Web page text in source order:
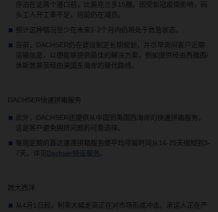
停泊在这两个港口前，比奥克兰多15艘。因受新冠疫情影响，码
头工人开工率不足，目前仍在减员。
预计这种情况至少在未来1-2个月内仍将处于危急状态。
目前， DACHSER仍在建议制定长期规划，并尽早询问客户近期
运输信息，以便能够提供最佳的解决方案，例如提供经由西雅图/
休斯敦甚至经由美国东海岸的替代路线。
DACHSER快速拼箱服务
此外， DACHSER还提供从中国到美国西海岸的快速拼箱服务，
这是客户避免拥挤问题的可靠选择。
每周定期的直达速递拼箱服务使平均停留时间从 14-25天缩短到 3-
7天。 详见 Dachser特设服务。
跨大西洋
从 4月 1 日起，利率大幅走高正在对市场形成冲击。承运人正在严